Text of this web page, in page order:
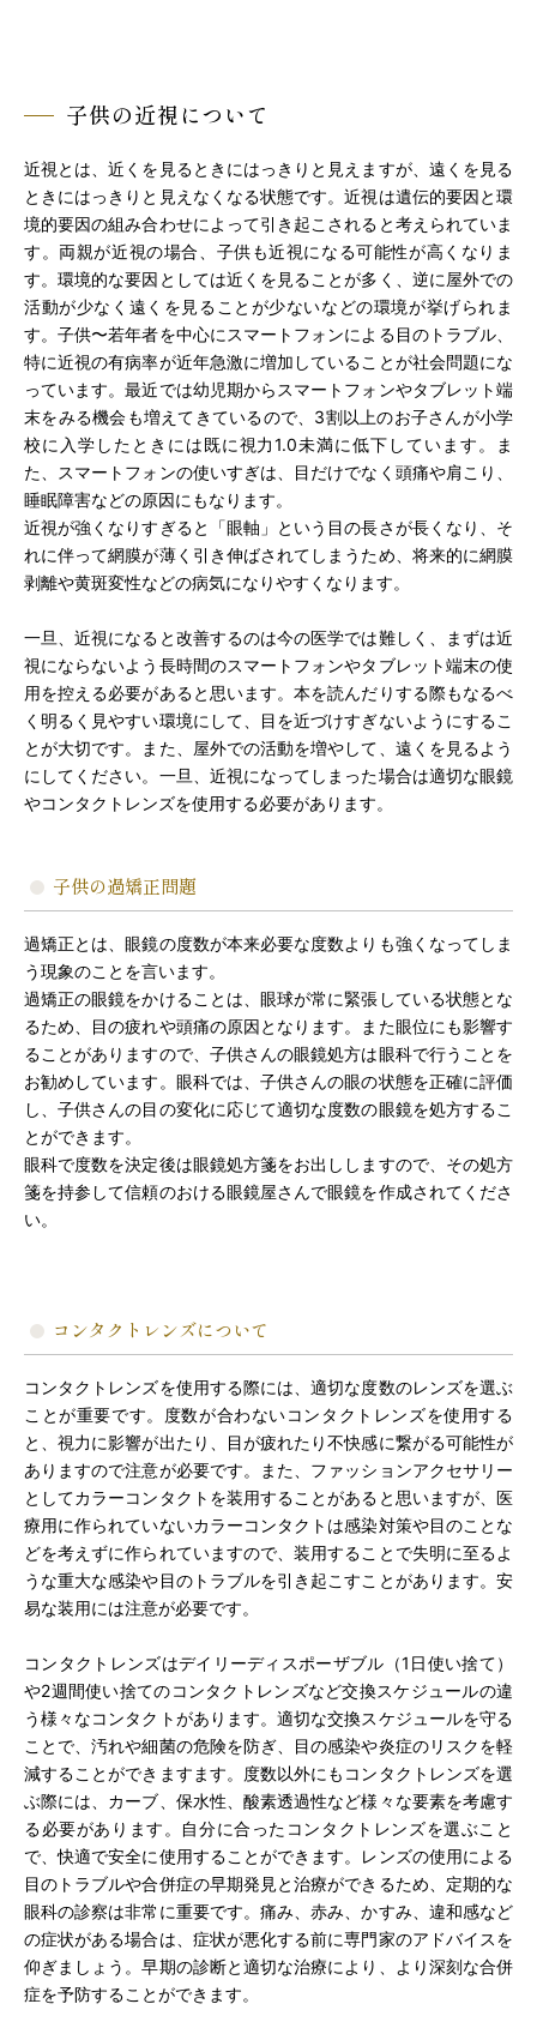
子供の近視について
近視とは、近くを見るときにはっきりと見えますが、遠くを見る
ときにはっきりと見えなくなる状態です。近視は遺伝的要因と環
境的要因の組み合わせによって引き起こされると考えられていま
す。両親が近視の場合、子供も近視になる可能性が高くなりま
す。環境的な要因としては近くを見ることが多く、逆に屋外での
活動が少なく遠くを見ることが少ないなどの環境が挙げられま
す。子供〜若年者を中心にスマートフォンによる目のトラブル、
特に近視の有病率が近年急激に増加していることが社会問題にな
っています。最近では幼児期からスマートフォンやタブレット端
末をみる機会も増えてきているので、3割以上のお子さんが小学
校に入学したときには既に視力1.0未満に低下しています。ま
た、スマートフォンの使いすぎは、目だけでなく頭痛や肩こり、
睡眠障害などの原因にもなります。
近視が強くなりすぎると「眼軸」という目の長さが長くなり、そ
れに伴って網膜が薄く引き伸ばされてしまうため、将来的に網膜
剥離や黄斑変性などの病気になりやすくなります。
一旦、近視になると改善するのは今の医学では難しく、まずは近
視にならないよう長時間のスマートフォンやタブレット端末の使
用を控える必要があると思います。本を読んだりする際もなるべ
く明るく見やすい環境にして、目を近づけすぎないようにするこ
とが大切です。また、屋外での活動を増やして、遠くを見るよう
にしてください。一旦、近視になってしまった場合は適切な眼鏡
やコンタクトレンズを使用する必要があります。
子供の過矯正問題
過矯正とは、眼鏡の度数が本来必要な度数よりも強くなってしま
う現象のことを言います。
過矯正の眼鏡をかけることは、眼球が常に緊張している状態とな
るため、目の疲れや頭痛の原因となります。また眼位にも影響す
ることがありますので、子供さんの眼鏡処方は眼科で行うことを
お勧めしています。眼科では、子供さんの眼の状態を正確に評価
し、子供さんの目の変化に応じて適切な度数の眼鏡を処方するこ
とができます。
眼科で度数を決定後は眼鏡処方箋をお出ししますので、その処方
箋を持参して信頼のおける眼鏡屋さんで眼鏡を作成されてくださ
い。
コンタクトレンズについて
コンタクトレンズを使用する際には、適切な度数のレンズを選ぶ
ことが重要です。度数が合わないコンタクトレンズを使用する
と、視力に影響が出たり、目が疲れたり不快感に繋がる可能性が
ありますので注意が必要です。また、ファッションアクセサリー
としてカラーコンタクトを装用することがあると思いますが、医
療用に作られていないカラーコンタクトは感染対策や目のことな
どを考えずに作られていますので、装用することで失明に至るよ
うな重大な感染や目のトラブルを引き起こすことがあります。安
易な装用には注意が必要です。
コンタクトレンズはデイリーディスポーザブル（1日使い捨て）
や2週間使い捨てのコンタクトレンズなど交換スケジュールの違
う様々なコンタクトがあります。適切な交換スケジュールを守る
ことで、汚れや細菌の危険を防ぎ、目の感染や炎症のリスクを軽
減することができますます。度数以外にもコンタクトレンズを選
ぶ際には、カーブ、保水性、酸素透過性など様々な要素を考慮す
る必要があります。自分に合ったコンタクトレンズを選ぶこと
で、快適で安全に使用することができます。レンズの使用による
目のトラブルや合併症の早期発見と治療ができるため、定期的な
眼科の診察は非常に重要です。痛み、赤み、かすみ、違和感など
の症状がある場合は、症状が悪化する前に専門家のアドバイスを
仰ぎましょう。早期の診断と適切な治療により、より深刻な合併
症を予防することができます。